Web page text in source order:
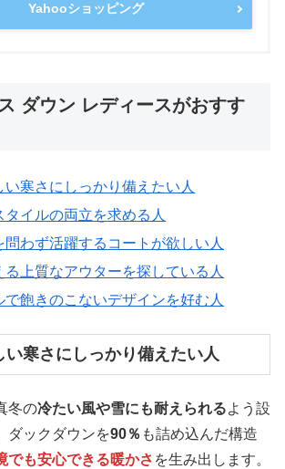
Yahooショッピング
ダウン レディースがおすす
寒さにしっかり備えたい人
イルの両立を求める人
わず活躍するコートが欲しい人
上質なアウターを探している人
飽きのこないデザインを好む人
寒さにしっかり備えたい人
冬の冷たい風や雪にも耐えられるよう設
ダックダウンを90％ も詰め込んだ構造
でも安心できる暖かさ を生み出します。